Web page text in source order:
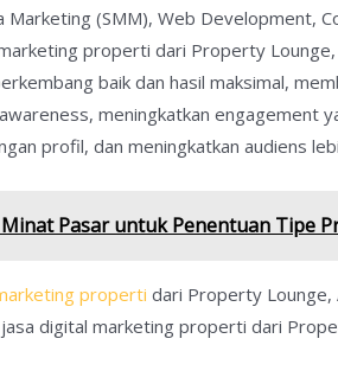
Marketing (SMM), Web Development,
properti dari Property
baik dan hasil maksimal,
meningkatkan engagement
profil, dan meningkatkan audiens
Pasar untuk Penentuan Tipe
properti dari Property Lounge,
digital marketing properti dari